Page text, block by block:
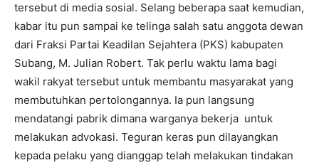
tersebut di media sosial. Selang beberapa saat kemudian,
kabar itu pun sampai ke telinga salah satu anggota dewan
dari Fraksi Partai Keadilan Sejahtera (PKS) kabupaten
Subang, M. Julian Robert. Tak perlu waktu lama bagi
wakil rakyat tersebut untuk membantu masyarakat yang
membutuhkan pertolongannya. Ia pun langsung
mendatangi pabrik dimana warganya bekerja untuk
melakukan advokasi. Teguran keras pun dilayangkan
kepada pelaku yang dianggap telah melakukan tindakan